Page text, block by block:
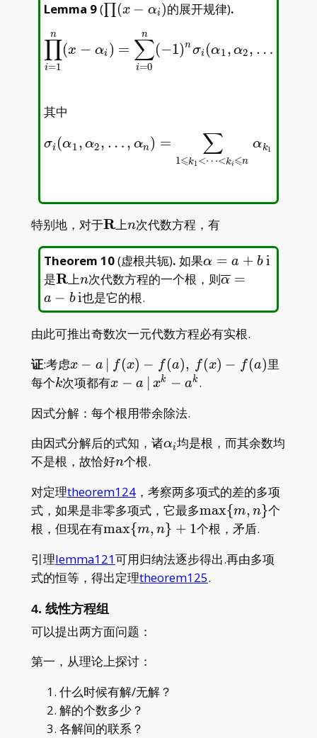
Lemma 9(\prod(x-
∏ (x − αi )的展开规律).
∏
i=1
n
(x − αi ) = ∑
i=0
n
(−1)nσi (α1, α2, …
∏ i=1n(x −αi =∑ =0n(−1)nσi(α 1,α2,… ,αn
其中
σi (α1, α2, … , αn) = ∑
1⩽k1<⋯<ki ⩽n
αk1
σi (α1,α 2 ,… ,αn)=∑1⩽ ⋯< k1α
特别地，对于\mathbf{R}
R上n
n次代数方程，有
Theorem 10(虚根共轭). 如果\alpha=a+b\,
\mathrm{i}
α = a + b i
是\mathbf{R}
R上n
n次代数方程的一个根，则α =
a − bi也是它的根.
由此可推出奇数次一元代数方程必有实根.
证:考虑x-a\,
|\,
f(a),\,
f(a)
x − a f (x) − f (a), f (x) − f (a)里
每个k
k次项都有x-
|\,
x^k-
a^k
x − a xk − ak .
因式分解：每个根用带余除法.
由因式分解后的式知，诸\alpha_i
αi均是根，而其余数均
不是根，故恰好n
n个根.
对定理theorem124，考察两多项式的差的多项
式，如果是非零多项式，它最多\max\
{m,n\}
max{m, n}个
根，但现在有\max\
max{m, n} + 1个根，矛盾.
引理lemma121可用归纳法逐步得出.再由多项
式的恒等，得出定理theorem125.
4. 线性方程组
可以提出两方面问题：
第一，从理论上探讨：
什么时候有解/无解？
解的个数多少？
各解间的联系？